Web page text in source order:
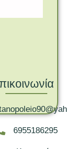
6955186295